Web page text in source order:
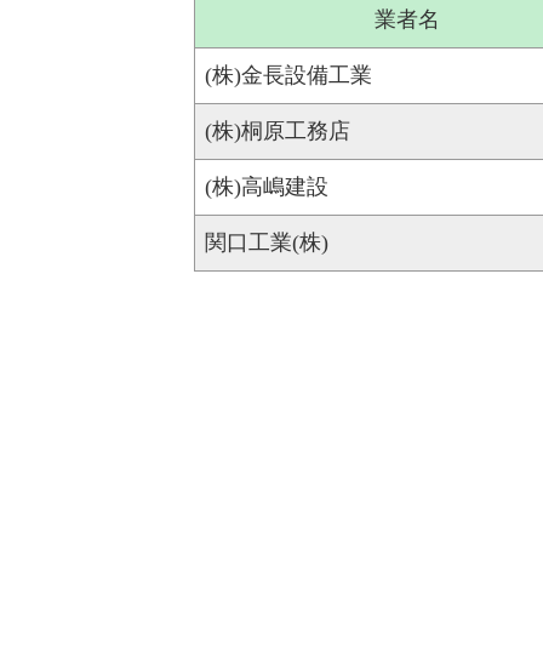
業者名
(株)金長設備工業
(株)桐原工務店
(株)高嶋建設
関口工業(株)